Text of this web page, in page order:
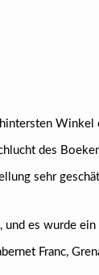
Winkel
des
sehr
und es wurde ein
Franc,